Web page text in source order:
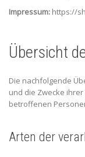
Impressum: https://
Übersicht
Die nachfolgende
und die Zwecke
betroffenen
Arten der